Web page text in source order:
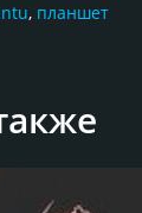
, планшет